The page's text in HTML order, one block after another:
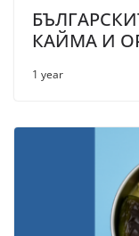
КАЙМА И
1 year